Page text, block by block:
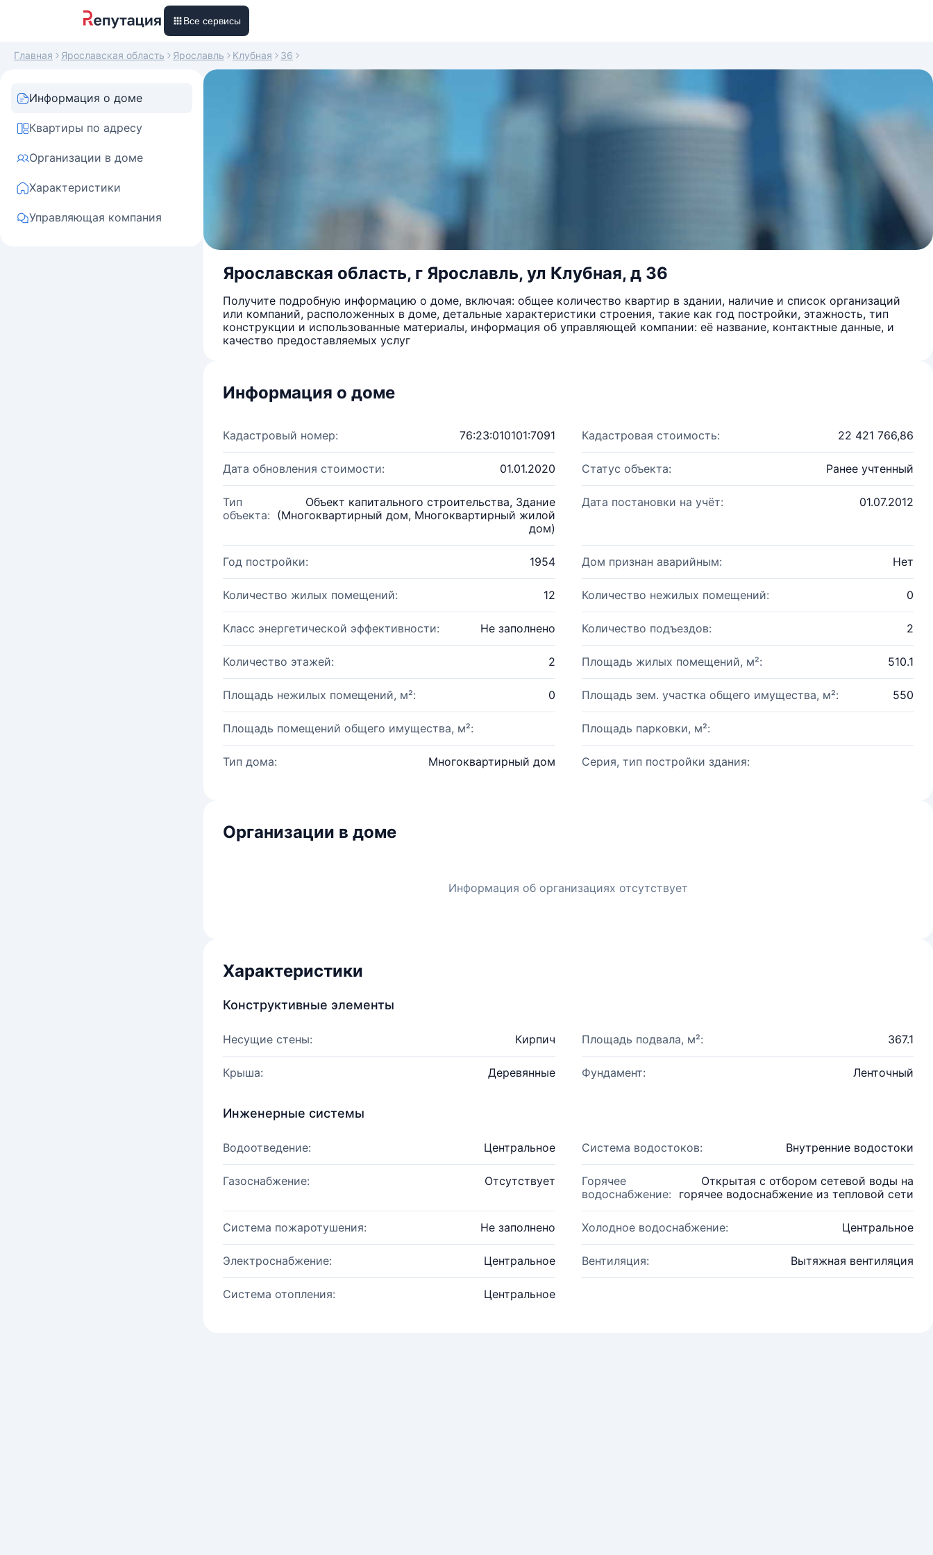
Все сервисы
Главная Ярославская область Ярославль Клубная 36
Информация о доме
Квартиры по адресу
Организации в доме
Характеристики
Управляющая компания
Ярославская область, г Ярославль, ул Клубная, д 36
Получите подробную информацию о доме, включая: общее количество квартир в здании, наличие и список организаций
или компаний, расположенных в доме, детальные характеристики строения, такие как год постройки, этажность, тип
конструкции и использованные материалы, информация об управляющей компании: её название, контактные данные, и
качество предоставляемых услуг
Информация о доме
Кадастровый номер: 76:23:010101:7091 Кадастровая стоимость: 22 421 766,86
Дата обновления стоимости: 01.01.2020 Статус объекта: Ранее учтенный
Тип
объекта:
Объект капитального строительства, Здание
(Многоквартирный дом, Многоквартирный жилой
дом)
Дата постановки на учёт: 01.07.2012
Год постройки: 1954 Дом признан аварийным: Нет
Количество жилых помещений: 12 Количество нежилых помещений: 0
Класс энергетической эффективности: Не заполнено Количество подъездов: 2
Количество этажей: 2 Площадь жилых помещений, м²: 510.1
Площадь нежилых помещений, м²: 0 Площадь зем. участка общего имущества, м²: 550
Площадь помещений общего имущества, м²: Площадь парковки, м²:
Тип дома: Многоквартирный дом Серия, тип постройки здания:
Организации в доме
Информация об организациях отсутствует
Характеристики
Конструктивные элементы
Несущие стены: Кирпич Площадь подвала, м²: 367.1
Крыша: Деревянные Фундамент: Ленточный
Инженерные системы
Водоотведение: Центральное Система водостоков: Внутренние водостоки
Газоснабжение: Отсутствует
Горячее
водоснабжение:
Открытая с отбором сетевой воды на
горячее водоснабжение из тепловой сети
Система пожаротушения: Не заполнено Холодное водоснабжение: Центральное
Электроснабжение: Центральное Вентиляция: Вытяжная вентиляция
Система отопления: Центральное